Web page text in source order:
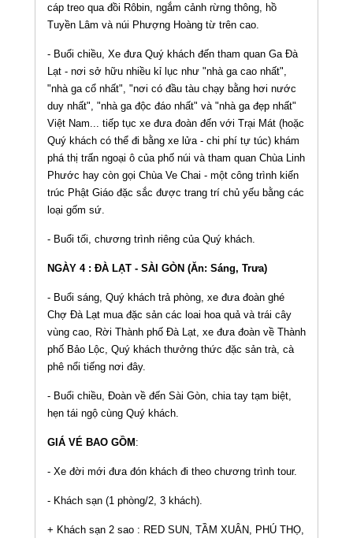
cáp treo qua đồi Rôbin, ngắm cảnh rừng thông, hồ
Tuyền Lâm và núi Phượng Hoàng từ trên cao.
- Buổi chiều, Xe đưa Quý khách đến tham quan Ga Đà
Lạt - nơi sở hữu nhiều kỉ lục như "nhà ga cao nhất",
"nhà ga cổ nhất", "nơi có đầu tàu chạy bằng hơi nước
duy nhất", "nhà ga độc đáo nhất" và "nhà ga đẹp nhất"
Việt Nam... tiếp tục xe đưa đoàn đến với Trại Mát (hoặc
Quý khách có thể đi bằng xe lửa - chi phí tự túc) khám
phá thị trấn ngoại ô của phố núi và tham quan Chùa Linh
Phước hay còn gọi Chùa Ve Chai - một công trình kiến
trúc Phật Giáo đặc sắc được trang trí chủ yếu bằng các
loại gốm sứ.
- Buổi tối, chương trình riêng của Quý khách.
NGÀY 4 : ĐÀ LẠT - SÀI GÒN (Ăn: Sáng, Trưa)
- Buổi sáng, Quý khách trả phòng, xe đưa đoàn ghé
Chợ Đà Lạt mua đặc sản các loai hoa quả và trái cây
vùng cao, Rời Thành phố Đà Lạt, xe đưa đoàn về Thành
phố Bảo Lộc, Quý khách thưởng thức đặc sản trà, cà
phê nổi tiếng nơi đây.
- Buổi chiều, Đoàn về đến Sài Gòn, chia tay tạm biệt,
hẹn tái ngộ cùng Quý khách.
GIÁ VÉ BAO GỒM:
- Xe đời mới đưa đón khách đi theo chương trình tour.
- Khách sạn (1 phòng/2, 3 khách).
+ Khách sạn 2 sao : RED SUN, TẦM XUÂN, PHÚ THỌ,